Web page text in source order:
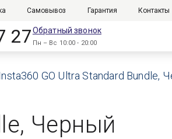
Самовывоз Гарантия Контакты
27Обратный звонок
Пн – Вс 10:00 - 20:00
GO Ultra Standard Bundle,
Черный